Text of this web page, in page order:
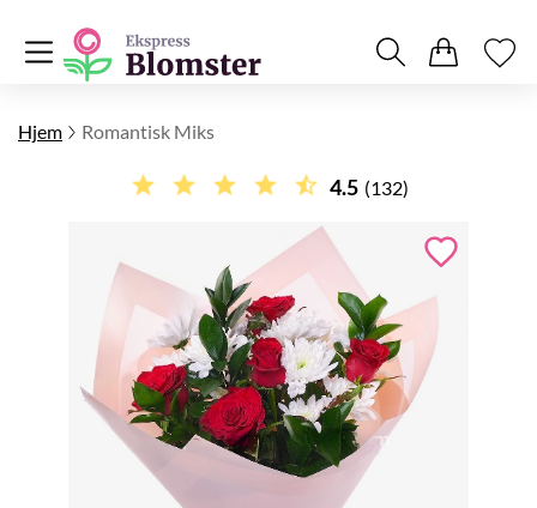
Hjem Romantisk Miks
4.5 (132)